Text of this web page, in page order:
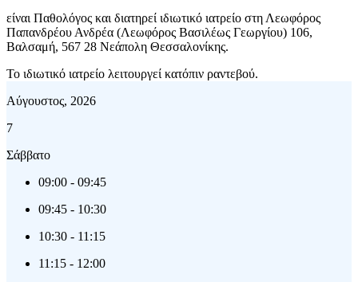
είναι Παθολόγος και διατηρεί ιδιωτικό ιατρείο στη Λεωφόρος
Παπανδρέου Ανδρέα (Λεωφόρος Βασιλέως Γεωργίου) 106,
Βαλσαμή, 567 28 Νεάπολη Θεσσαλονίκης.
Το ιδιωτικό ιατρείο λειτουργεί κατόπιν ραντεβού.
Αύγουστος, 2026
7
Σάββατο
09:00 - 09:45
09:45 - 10:30
10:30 - 11:15
11:15 - 12:00